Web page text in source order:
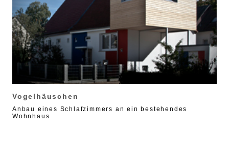
Vogelhäuschen
Anbau eines Schlafzimmers an ein bestehendes
Wohnhaus